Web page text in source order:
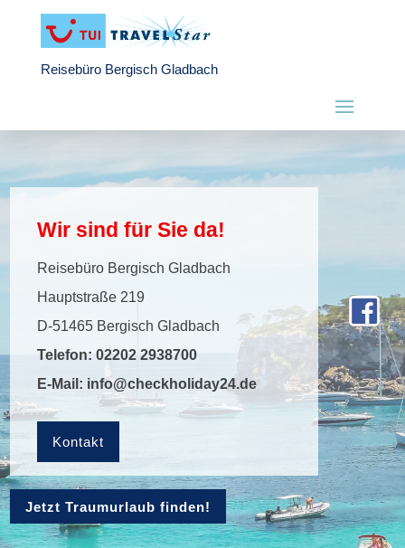
Reisebüro Bergisch Gladbach
Wir sind für Sie da!
Reisebüro Bergisch Gladbach
Hauptstraße 219
D-51465 Bergisch Gladbach
Telefon:02202 2938700
E-Mail: info@checkholiday24.de
Kontakt
Jetzt Traumurlaub finden!